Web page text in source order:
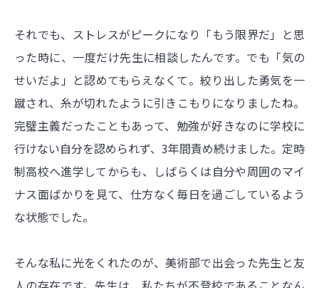
それでも、ストレスがピークになり「もう限界だ」と思
った時に、一度だけ先生に相談したんです。でも「気の
せいだよ」と認めてもらえなくて。絞り出した勇気を一
蹴され、糸が切れたように引きこもりになりましたね。
完璧主義だったこともあって、勉強が好きなのに学校に
行けない自分を認められず、3年間責め続けました。定時
制高校へ進学してからも、しばらくは自分や周囲のマイ
ナス面ばかりを見て、仕方なく毎日を過ごしているよう
な状態でした。
そんな私に光をくれたのが、美術部で出会った先生と友